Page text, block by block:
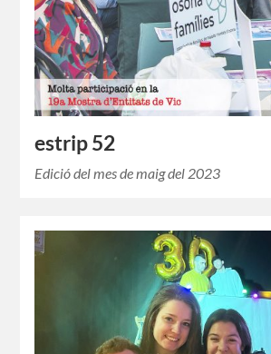
estrip 52
Edició del mes de maig del 2023